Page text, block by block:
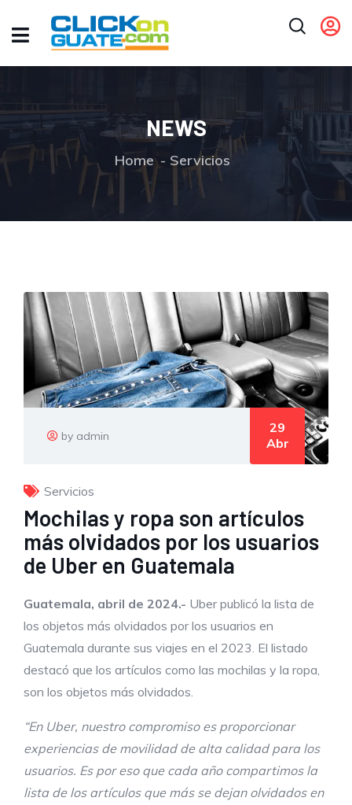
NEWS
Home Servicios
by admin
29
Abr
Servicios
Mochilas y ropa son artículos
más olvidados por los usuarios
de Uber en Guatemala
Guatemala, abril de 2024.- Uber publicó la lista de
los objetos más olvidados por los usuarios en
Guatemala durante sus viajes en el 2023. El listado
destacó que los artículos como las mochilas y la ropa,
son los objetos más olvidados.
“En Uber, nuestro compromiso es proporcionar
experiencias de movilidad de alta calidad para los
usuarios. Es por eso que cada año compartimos la
lista de los artículos que más se dejan olvidados en